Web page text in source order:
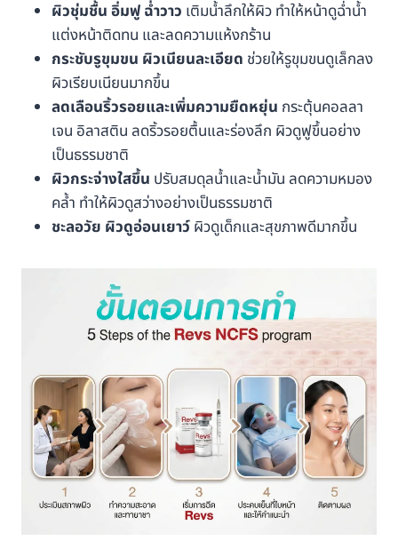
ผิวชุ่มชื้น อิ่มฟู ฉ่ำวาว เติมน้ำลึกให้ผิว ทำให้หน้าดูฉ่ำน้ำ
แต่งหน้าติดทน และลดความแห้งกร้าน
กระชับรูขุมขน ผิวเนียนละเอียด ช่วยให้รูขุมขนดูเล็กลง
ผิวเรียบเนียนมากขึ้น
ลดเลือนริ้วรอยและเพิ่มความยืดหยุ่น กระตุ้นคอลลา
เจน อิลาสติน ลดริ้วรอยตื้นและร่องลึก ผิวดูฟูขึ้นอย่าง
เป็นธรรมชาติ
ผิวกระจ่างใสขึ้น ปรับสมดุลน้ำและน้ำมัน ลดความหมอง
คล้ำ ทำให้ผิวดูสว่างอย่างเป็นธรรมชาติ
ชะลอวัย ผิวดูอ่อนเยาว์ผิวดูเด็กและสุขภาพดีมากขึ้น